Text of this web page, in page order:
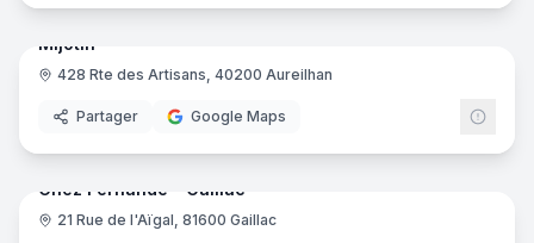
Mijotin
428 Rte des Artisans, 40200 Aureilhan
Partager Google Maps
10
Chez Fernande - Gaillac
21 Rue de l'Aïgal, 81600 Gaillac